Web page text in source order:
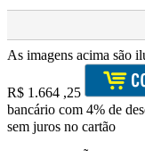
As imagens acima são
R$ 1.664 ,25
bancário com 4% de
sem juros no cartão